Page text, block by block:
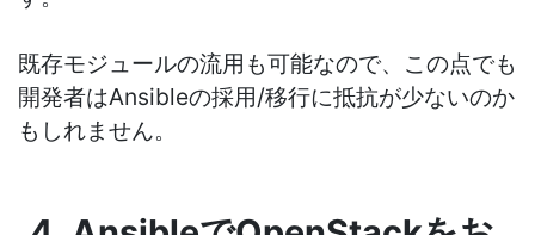
既存モジュールの流用も可能なので、この点でも
開発者はAnsibleの採用/移行に抵抗が少ないのか
もしれません。